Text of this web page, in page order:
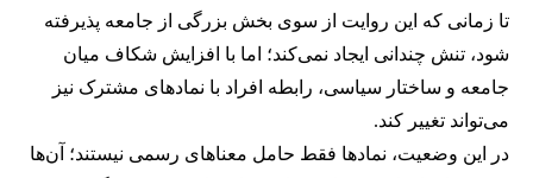
تا زمانی که این روایت از سوی بخش بزرگی از جامعه پذیرفته
شود، تنش چندانی ایجاد نمی‌کند؛ اما با افزایش شکاف میان
جامعه و ساختار سیاسی، رابطه افراد با نمادهای مشترک نیز
می‌تواند تغییر کند.
در این وضعیت، نمادها فقط حامل معناهای رسمی نیستند؛ آن‌ها